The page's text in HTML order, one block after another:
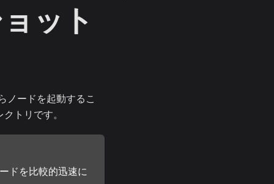
ット
ノードを起動するこ
トリです。
ドを比較的迅速に